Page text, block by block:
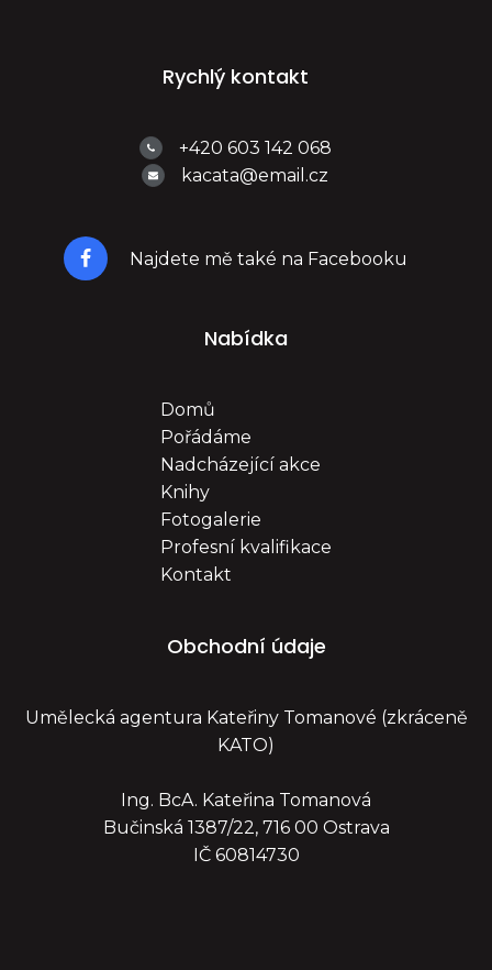
Rychlý kontakt
+420 603 142 068
kacata@email.cz
Najdete mě také na Facebooku
Nabídka
Domů
Pořádáme
Nadcházející akce
Knihy
Fotogalerie
Profesní kvalifikace
Kontakt
Obchodní údaje
Umělecká agentura Kateřiny Tomanové (zkráceně
KATO)
Ing. BcA. Kateřina Tomanová
Bučinská 1387/22, 716 00 Ostrava
IČ 60814730